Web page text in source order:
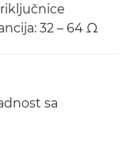
32 – 64 Ω
sa